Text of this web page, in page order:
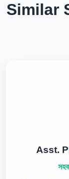
Similar
Asst.